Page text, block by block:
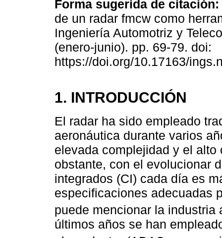
Forma sugerida de citación:
de un radar fmcw como
Ingeniería Automotriz y
(enero-junio). pp. 69-79. doi:
https://doi.org/10.17163/
1. INTRODUCCIÓN
El radar ha sido empleado
aeronáutica durante varios
elevada complejidad y el
obstante, con el evolucionar
integrados (CI) cada día es
especificaciones adecuadas
puede mencionar la industria
últimos años se han